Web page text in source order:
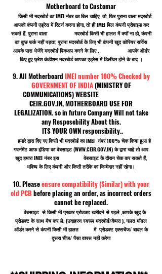
Motherboard to Customar
किसी भी मदरबोर्ड का IMEI नंबर का बिल चाहिए तो, फिर पुराना वाला मदरबोर्ड
आपको कंपनी एड्रेस में रिटर्न करना होगा, तो ही IMEI बिल कंपनी प्रोवाइड कर
सकते हैं, पुराना वाला मदरबोर्ड किसी भी हालत में क्यों ना हो, कंपनी
का कुछ फर्क नहीं पड़ता, पुराना मदरबोर्ड के लिए भी कंपनी खुद कोरियर सर्विस
आपके पास भेजेंगे मदरबोर्ड पिकअप करने के लिए , आपके ऑर्डर
किए हुए फ्रेश कंडीशन मदरबोर्ड आपका एड्रेस में डिलीवर होने के बाद ।
9. All Motherboard IMEI number 100% Checked by
GOVERNMENT OF INDIA(MINISTRY OF
COMMUNICATIONS) WEBSITE
CEIR.GOV.IN, MOTHERBOARD USE FOR
LEGALIZATION. so in future Company Will not take
any Resposebility About this.
ITS YOUR OWN responsibility..
हमारे द्वारा दिए गए किसी भी मदरबोर्ड का IMEI नंबर 100% चेक किया हुआ है
गवर्नमेंट आफ इंडिया का वेबसाइट (WWW.CEIR.GOV.IN) के द्वारा चाहे तो आप
खुद हमारा IMEI नंबर इस वेबसाइट के दौरान चेक कर सकते हैं,
भविष्य के लिए कंपनी और किसी तरीके का जिम्मेदार नहीं रहेगा।
10. Pleaseensure compatibility (Similar) with your
old PCBbefore placing an order, as incorrect orders
cannot be replaced.
वेबसाइट से किसी भी प्रकार प्रोडक्ट खरीदने से पहले ,आपके खुद के
प्रोडक्ट के साथ मैच कर ले, (उदाहरण स्वरूप मदरबोर्ड/कैमरा ), गलत मॉडल
ऑर्डर करने से कंपनी किसी भी हालत में प्रोडक्ट एक्सचेंज/ बादल के
दूसरा चीज/ पैसा वापस नहीं करेगा